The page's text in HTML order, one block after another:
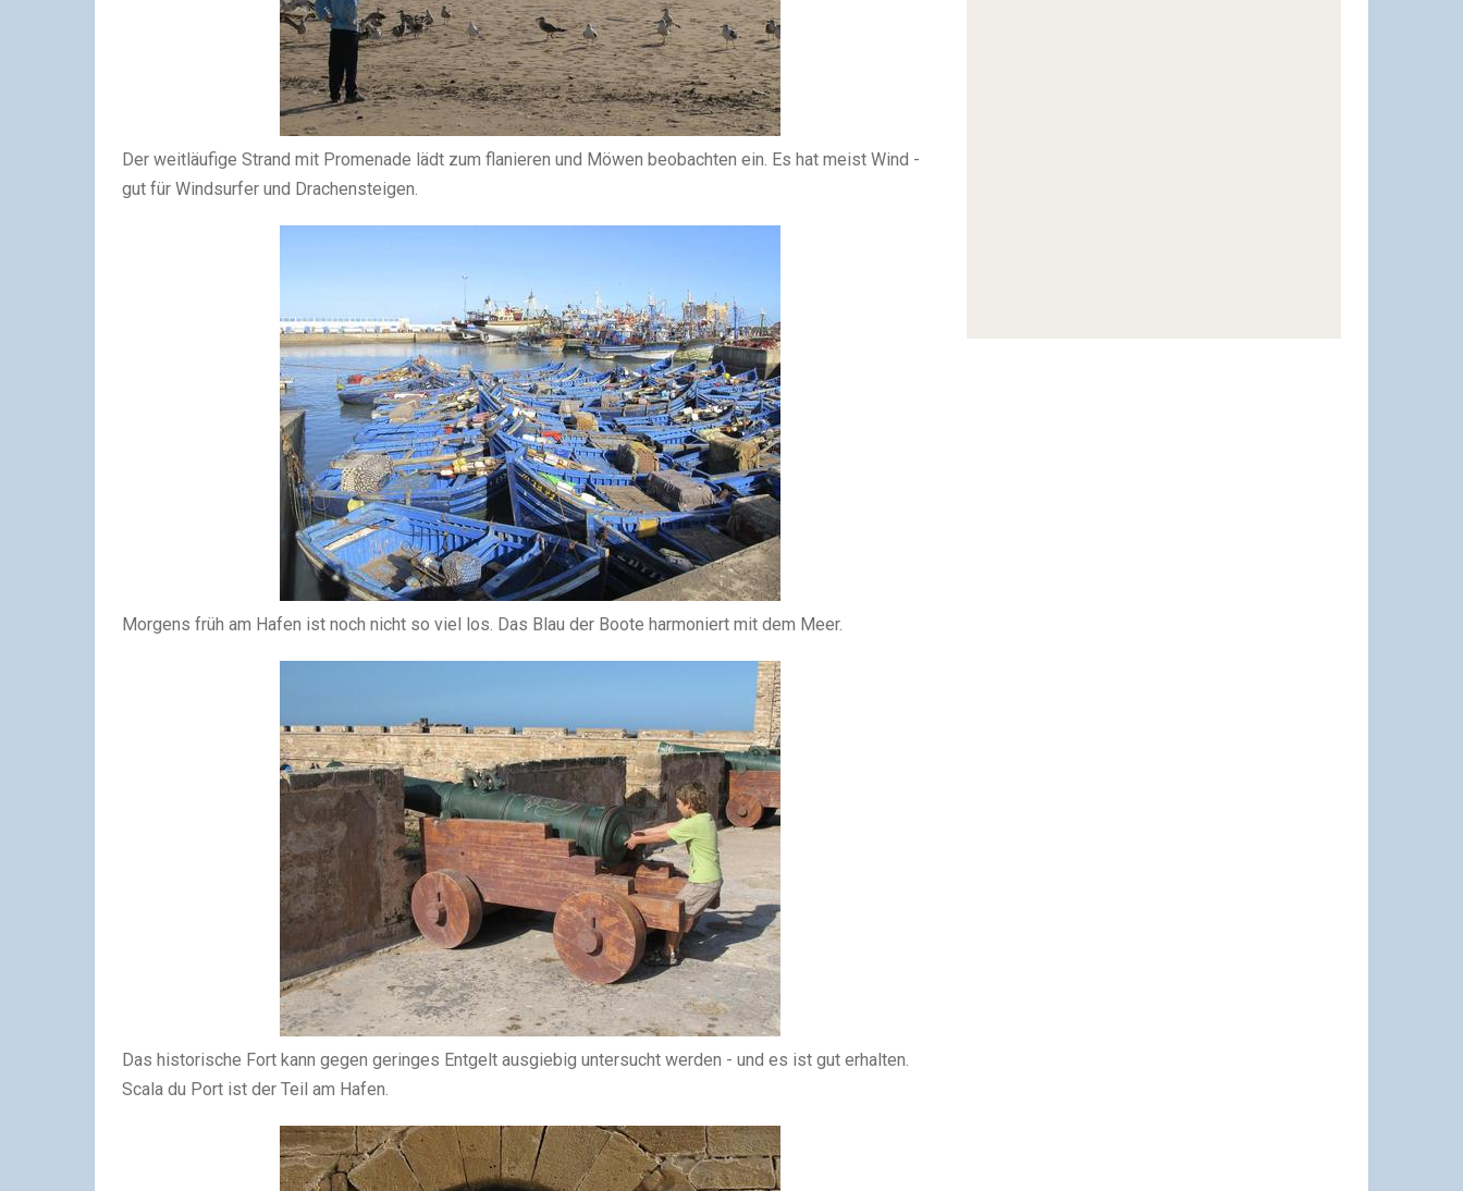
Der weitläufige Strand mit Promenade lädt zum flanieren und Möwen beobachten ein. Es hat meist Wind -
gut für Windsurfer und Drachensteigen.
Morgens früh am Hafen ist noch nicht so viel los. Das Blau der Boote harmoniert mit dem Meer.
Das historische Fort kann gegen geringes Entgelt ausgiebig untersucht werden - und es ist gut erhalten.
Scala du Port ist der Teil am Hafen.